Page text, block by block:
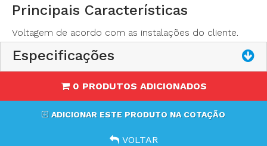
Principais Características
Voltagem de acordo com as instalações do cliente.
Especificações
Elevação do calcador: até 5,5mm
Velocidade máxima: 5500ppm
Comprimento do ponto: 4mm
Peso: Aproximadamente 35Kg
0 PRODUTOS ADICIONADOS
ADICIONAR ESTE PRODUTO NA COTAÇÃO
VOLTAR